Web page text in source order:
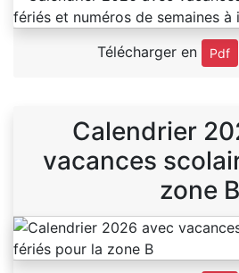
Télécharger en Pdf
Calendrier
vacances
zone B